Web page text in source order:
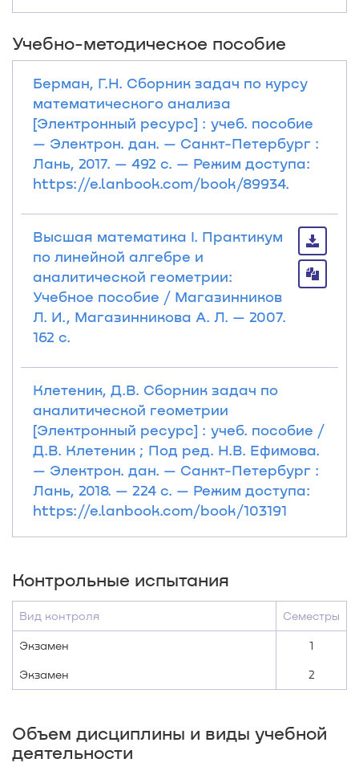
Учебно-методическое пособие
Берман, Г.Н. Сборник задач по курсу
математического анализа
[Электронный ресурс] : учеб. пособие
— Электрон. дан. — Санкт-Петербург :
Лань, 2017. — 492 с. — Режим доступа:
https://e.lanbook.com/book/89934.
Высшая математика I. Практикум
по линейной алгебре и
аналитической геометрии:
Учебное пособие / Магазинников
Л. И., Магазинникова А. Л. — 2007.
162 с.
Клетеник, Д.В. Сборник задач по
аналитической геометрии
[Электронный ресурс] : учеб. пособие /
Д.В. Клетеник ; Под ред. Н.В. Ефимова.
— Электрон. дан. — Санкт-Петербург :
Лань, 2018. — 224 с. — Режим доступа:
https://e.lanbook.com/book/103191
Контрольные испытания
Вид контроля Семестры
Экзамен 1
Экзамен 2
Объем дисциплины и виды учебной
деятельности